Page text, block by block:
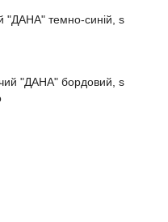
"ДАНА" темно-синій, s